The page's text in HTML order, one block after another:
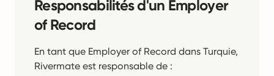
Responsabilités d'un Employer
of Record
En tant que Employer of Record dans Turquie,
Rivermate est responsable de :